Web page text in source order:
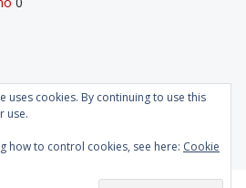
uses cookies. By continuing to use this
use.
how to control cookies, see here: Cookie